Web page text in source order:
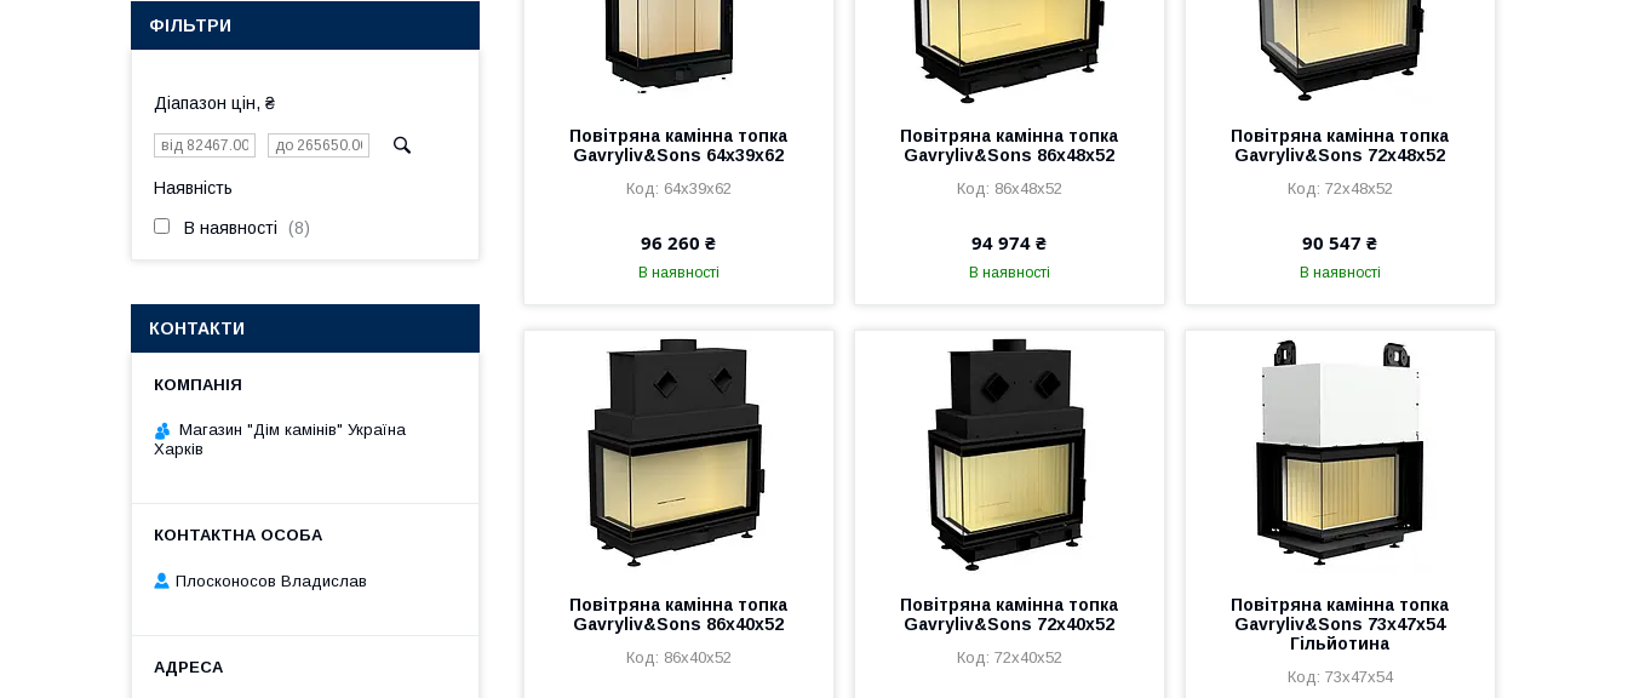
Повітряна камінна топка
Gavryliv&Sons 64x39x62
64x39x62
96 260 ₴
В наявності
Повітряна камінна топка
Gavryliv&Sons 86x48x52
86x48x52
94 974 ₴
В наявності
Повітряна камінна топка
Gavryliv&Sons 72x48x52
72x48x52
90 547 ₴
В наявності
Повітряна камінна топка
Gavryliv&Sons 86x40x52
86x40x52
Повітряна камінна топка
Gavryliv&Sons 72x40x52
72x40x52
Повітряна камінна топка
Gavryliv&Sons 73x47x54
Гільйотина
73x47x54
ФІЛЬТРИ
Діапазон цін, ₴
Наявність
В наявності 8
КОНТАКТИ
Магазин "Дім камінів" Україна
Харків
Плосконосов Владислав